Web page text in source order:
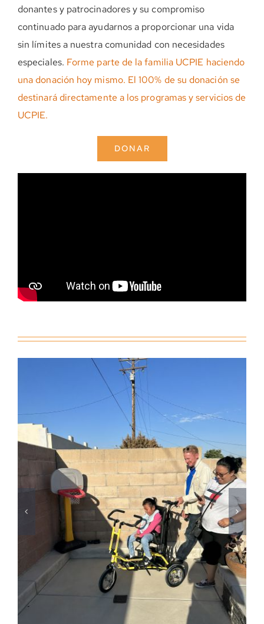
donantes y patrocinadores y su compromiso
continuado para ayudarnos a proporcionar una vida
sin límites a nuestra comunidad con necesidades
especiales. Forme parte de la familia UCPIE haciendo
una donación hoy mismo. El 100% de su donación se
destinará directamente a los programas y servicios de
UCPIE.
DONAR